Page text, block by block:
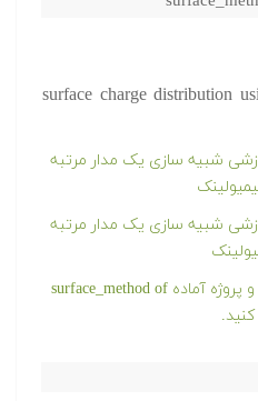
surface charge distribution
شبیه سازی یک مدار مرتبه
شبیه سازی یک مدار مرتبه
دانلود رایگان کد و پروژه آماده surface_method of